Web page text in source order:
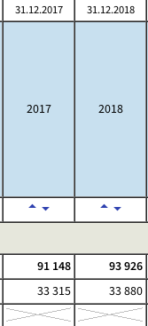
31.12.2017 31.12.2018
2017 2018
91 148
93 926
33 315
33 880